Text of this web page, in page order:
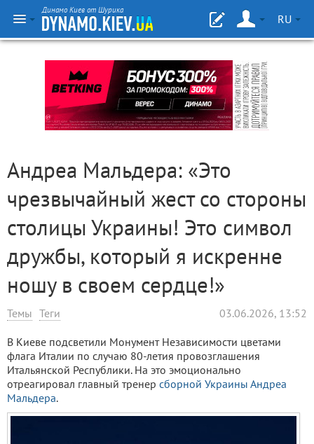
Динамо Киев от Шурика
RU
Андреа Мальдера: «Это
чрезвычайный жест со стороны
столицы Украины! Это символ
дружбы, который я искренне
ношу в своем сердце!»
Темы Теги 03.06.2026, 13:52
В Киеве подсветили Монумент Независимости цветами
флага Италии по случаю 80-летия провозглашения
Итальянской Республики. На это эмоционально
отреагировал главный тренер сборной Украины Андреа
Мальдера.